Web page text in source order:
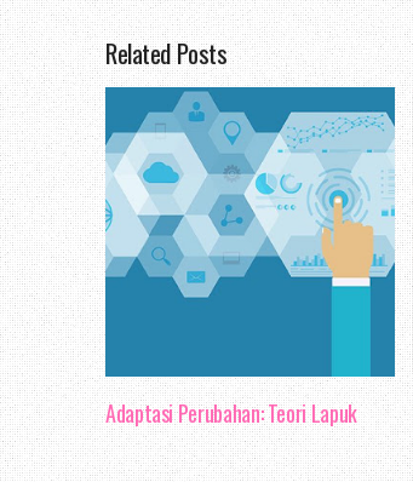
Related Posts
Adaptasi Perubahan: Teori Lapuk